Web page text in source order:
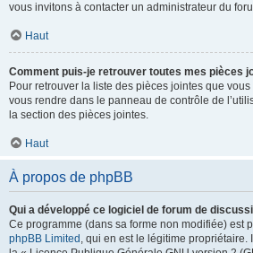
vous invitons à contacter un administrateur du
Haut
Comment puis-je retrouver toutes mes pièces
Pour retrouver la liste des pièces jointes que
vous rendre dans le panneau de contrôle de
la section des pièces jointes.
Haut
À propos de phpBB
Qui a développé ce logiciel de forum de
Ce programme (dans sa forme non modifiée) est
phpBB Limited , qui en est le légitime propriétaire.